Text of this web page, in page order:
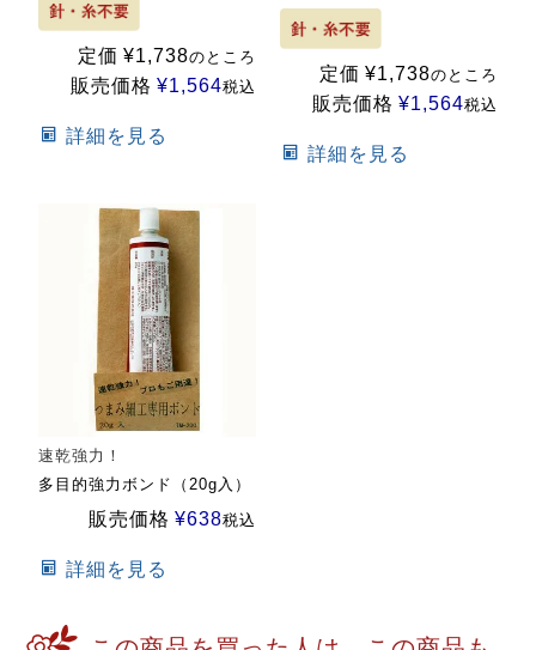
定価 ¥1,738のところ
販売価格 ¥1,564税込
詳細を見る
定価 ¥1,738のところ
販売価格 ¥1,564税込
詳細を見る
速乾強力！
多目的強力ボンド（20g入）
販売価格 ¥638税込
詳細を見る